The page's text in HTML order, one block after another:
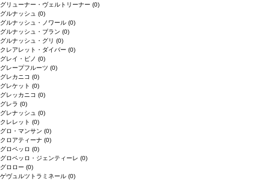
グリューナー・ヴェルトリーナー (0)
グルナッシュ (0)
グルナッシュ・ノワール (0)
グルナッシュ・ブラン (0)
グルナッシュ・グリ (0)
クレアレット・ダイバー (0)
グレイ・ピノ (0)
グレープフルーツ (0)
グレカニコ (0)
グレケット (0)
グレッカニコ (0)
グレラ (0)
グレナッシュ (0)
クレレット (0)
グロ・マンサン (0)
クロアティーナ (0)
グロペッロ (0)
グロペッロ・ジェンティーレ (0)
グロロー (0)
ゲヴュルツトラミネール (0)